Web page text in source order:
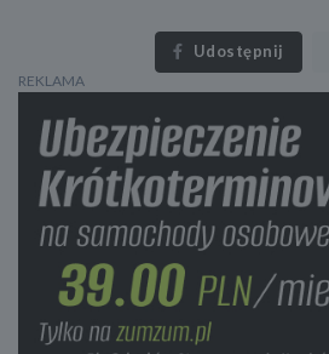
Udostępnij
REKLAMA